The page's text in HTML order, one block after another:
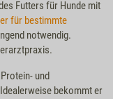
Futters für Hunde mit
für bestimmte
notwendig.
und
bekommt er